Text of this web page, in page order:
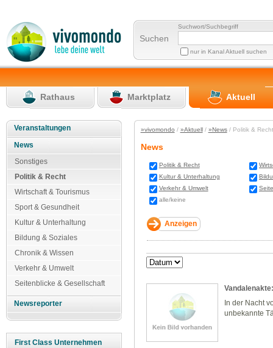
Suchen
Suchwort/Suchbegriff
nur in Kanal Aktuell suchen
Rathaus Marktplatz Aktuell
Veranstaltungen
News
Sonstiges
Politik & Recht
Wirtschaft & Tourismus
Sport & Gesundheit
Kultur & Unterhaltung
Bildung & Soziales
Chronik & Wissen
Verkehr & Umwelt
Seitenblicke & Gesellschaft
Newsreporter
First Class Unternehmen
»vivomondo / »Aktuell/ »News/ Politik &
News
Politik & Recht
Kultur & Unterhaltung
Verkehr & Umwelt
alle/keine
In der Nacht
unbekannte